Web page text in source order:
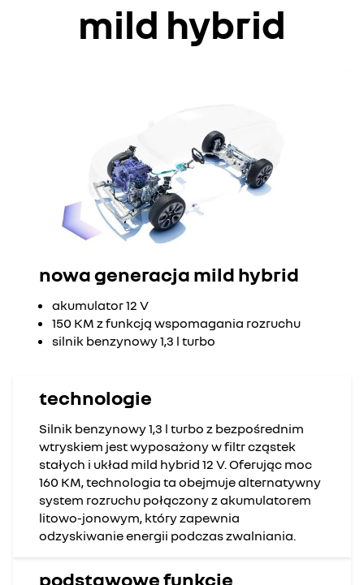
mild hybrid
nowa generacja mild hybrid
akumulator 12 V
150 KM z funkcją wspomagania rozruchu
silnik benzynowy 1,3 l turbo
technologie
Silnik benzynowy 1,3 l turbo z bezpośrednim
wtryskiem jest wyposażony w filtr cząstek
stałych i układ mild hybrid 12 V. Oferując moc
160 KM, technologia ta obejmuje alternatywny
system rozruchu połączony z akumulatorem
litowo-jonowym, który zapewnia
odzyskiwanie energii podczas zwalniania.
podstawowe funkcje